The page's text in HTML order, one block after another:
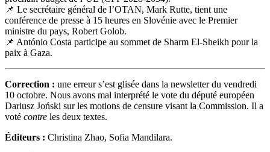
📌 Le secrétaire général de l’OTAN, Mark Rutte, tient une
conférence de presse à 15 heures en Slovénie avec le Premier
ministre du pays, Robert Golob.
📌 António Costa participe au sommet de Sharm El-Sheikh pour la
paix à Gaza.
Correction : une erreur s’est glisée dans la newsletter du vendredi
10 octobre. Nous avons mal interprété le vote du député européen
Dariusz Joński sur les motions de censure visant la Commission. Il a
voté contre les deux textes.
Éditeurs : Christina Zhao, Sofia Mandilara.